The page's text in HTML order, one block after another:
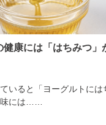
健康には「はちみつ」
いると「ヨーグルトには
には……